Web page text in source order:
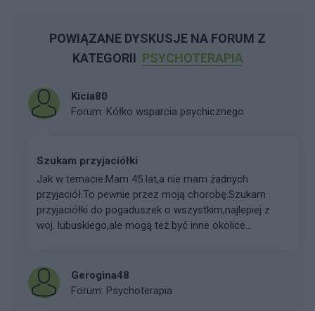
POWIĄZANE DYSKUSJE NA FORUM Z
KATEGORII PSYCHOTERAPIA
Kicia80
Forum: Kółko wsparcia psychicznego
Szukam przyjaciółki
Jak w temacie.Mam 45 lat,a nie mam żadnych
przyjaciół.To pewnie przez moją chorobę.Szukam
przyjaciółki do pogaduszek o wszystkim,najlepiej z
woj. lubuskiego,ale mogą też być inne okolice...
Gerogina48
Forum: Psychoterapia